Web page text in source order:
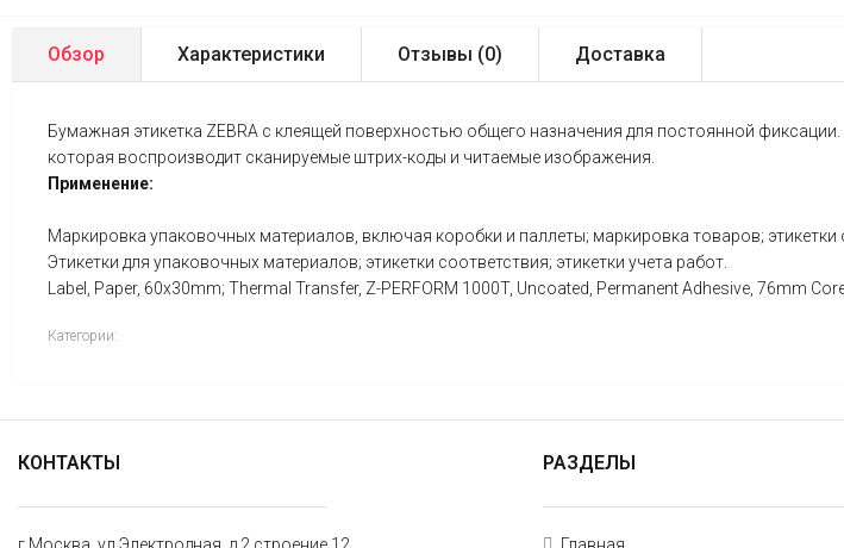
Обзор Характеристики Отзывы (0) Доставка
Бумажная этикетка ZEBRA с клеящей поверхностью общего назначения для постоянной
которая воспроизводит сканируемые штрих-коды и читаемые изображения.
Применение:
Маркировка упаковочных материалов, включая коробки и паллеты; маркировка товаров; этикетки
Этикетки для упаковочных материалов; этикетки соответствия; этикетки учета работ.
Label, Paper, 60x30mm; Thermal Transfer, Z-PERFORM 1000T, Uncoated, Permanent Adhesive, 76mm
Категории:
КОНТАКТЫ РАЗДЕЛЫ